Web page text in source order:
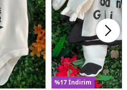
%17 İndirim